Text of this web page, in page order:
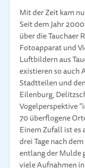
Mit der Zeit kam
Seit dem Jahr
über die Tauchaer
Fotoapparat und
Luftbildern aus
existieren so auch
Stadtteilen und
Eilenburg,
Vogelperspektive
70 überflogene
Einem Zufall ist es
drei Tage nach
entlang der Mulde
viele Aufnahmen